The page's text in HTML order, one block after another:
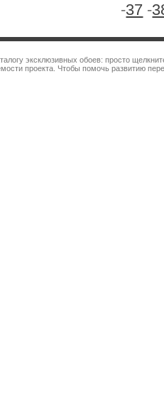
-37 -
эксклюзивных обоев: просто
проекта. Чтобы помочь развитию